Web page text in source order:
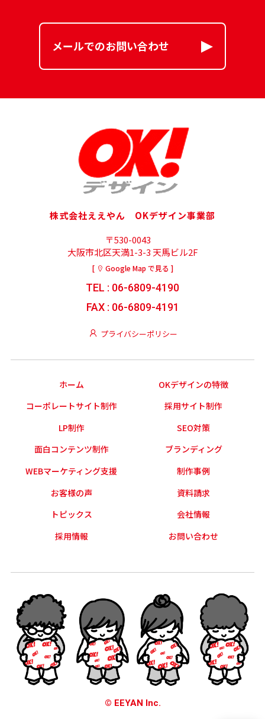
メールでのお問い合わせ
株式会社ええやん OKデザイン事業部
〒530-0043
大阪市北区天満1-3-3 天馬ビル2F
[ Google Map で見る ]
TEL : 06-6809-4190
FAX : 06-6809-4191
プライバシーポリシー
ホーム
OKデザインの特徴
コーポレートサイト制作
採用サイト制作
LP制作
SEO対策
面白コンテンツ制作
ブランディング
WEBマーケティング支援
制作事例
お客様の声
資料請求
トピックス
会社情報
採用情報
お問い合わせ
© EEYAN Inc.